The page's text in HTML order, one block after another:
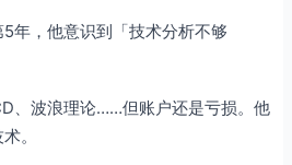
5年，他意识到「技术分析不够
、波浪理论……但账户还是亏损。他
。